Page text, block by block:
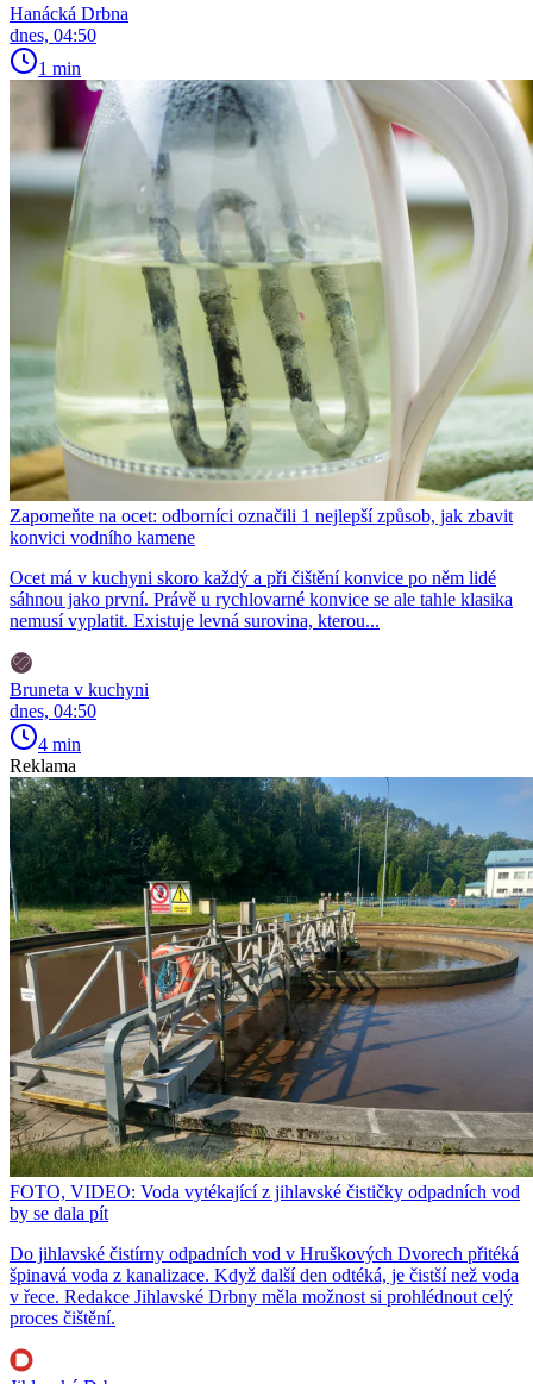
Hanácká Drbna
dnes, 04:50
1 min
Zapomeňte na ocet: odborníci označili 1 nejlepší způsob, jak zbavit
konvici vodního kamene
Ocet má v kuchyni skoro každý a při čištění konvice po něm lidé
sáhnou jako první. Právě u rychlovarné konvice se ale tahle klasika
nemusí vyplatit. Existuje levná surovina, kterou...
Bruneta v kuchyni
dnes, 04:50
4 min
Reklama
FOTO, VIDEO: Voda vytékající z jihlavské čističky odpadních vod
by se dala pít
Do jihlavské čistírny odpadních vod v Hruškových Dvorech přitéká
špinavá voda z kanalizace. Když další den odtéká, je čistší než voda
v řece. Redakce Jihlavské Drbny měla možnost si prohlédnout celý
proces čištění.